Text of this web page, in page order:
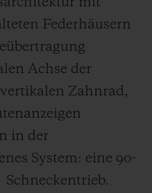
Federhäusern
Achse der
Zahnrad,
in der
System: eine 90-
Schneckentrieb.